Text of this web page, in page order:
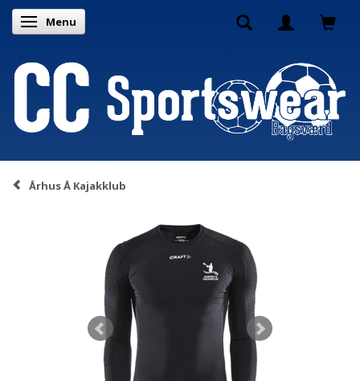
Toggle navigation
Menu
Århus Å Kajakklub